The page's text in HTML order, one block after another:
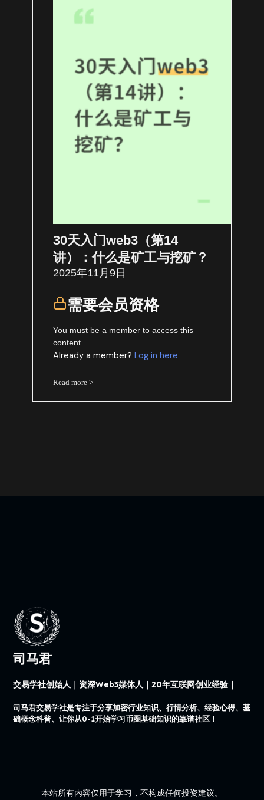
30天入门web3（第14
讲）：什么是矿工与挖矿？
2025年11月9日
需要会员资格
You must be a member to access this
content.
Already a member?Log in here
Read more >
司马君
交易学社创始人｜资深Web3媒体人｜20年互联网创业经验｜
司马君交易学社是专注于分享加密行业知识、行情分析、经验心得、基
础概念科普、让你从0-1开始学习币圈基础知识的靠谱社区！
本站所有内容仅用于学习，不构成任何投资建议。